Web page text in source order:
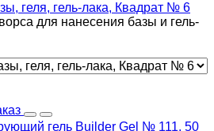
геля, гель-лака, Квадрат № 6
для нанесения базы и гель-